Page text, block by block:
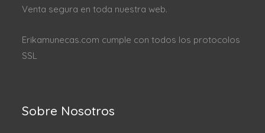
Venta segura en toda nuestra web.
Erikamunecas.com cumple con todos los protocolos
SSL
Sobre Nosotros